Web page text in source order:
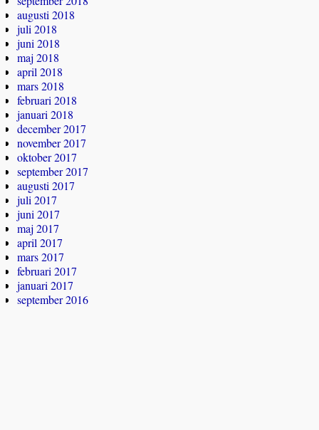
augusti 2018
juli 2018
juni 2018
maj 2018
april 2018
mars 2018
februari 2018
januari 2018
december 2017
november 2017
oktober 2017
september 2017
augusti 2017
juli 2017
juni 2017
maj 2017
april 2017
mars 2017
februari 2017
januari 2017
september 2016